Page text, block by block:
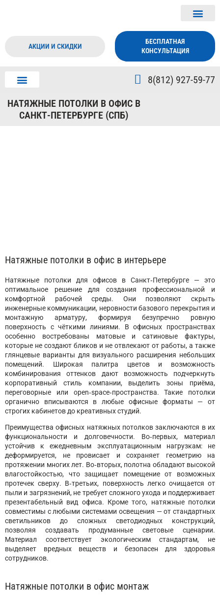
АКЦИИ И СКИДКИ
БЕСПЛАТНАЯ
КОНСУЛЬТАЦИЯ
8(812) 927-59-77
НАТЯЖНЫЕ ПОТОЛКИ В ОФИС В
САНКТ-ПЕТЕРБУРГЕ (СПБ)
Натяжные потолки в офис в интерьере
Натяжные потолки для офисов в Санкт‑Петербурге — это
оптимальное решение для создания профессиональной и
комфортной рабочей среды. Они позволяют скрыть
инженерные коммуникации, неровности базового перекрытия и
монтажную арматуру, формируя безупречно ровную
поверхность с чёткими линиями. В офисных пространствах
особенно востребованы матовые и сатиновые фактуры,
которые не создают бликов и не отвлекают от работы, а также
глянцевые варианты для визуального расширения небольших
помещений. Широкая палитра цветов и возможность
комбинирования оттенков дают возможность подчеркнуть
корпоративный стиль компании, выделить зоны приёма,
переговорные или open‑space‑пространства. Такие потолки
органично вписываются в любые офисные форматы — от
строгих кабинетов до креативных студий.
Преимущества офисных натяжных потолков заключаются в их
функциональности и долговечности. Во‑первых, материал
устойчив к ежедневным эксплуатационным нагрузкам: не
деформируется, не провисает и сохраняет геометрию на
протяжении многих лет. Во‑вторых, полотна обладают высокой
влагостойкостью, что защищает помещение от возможных
протечек сверху. В‑третьих, поверхность легко очищается от
пыли и загрязнений, не требует сложного ухода и поддерживает
презентабельный вид офиса. Кроме того, натяжные потолки
совместимы с любыми системами освещения — от стандартных
светильников до сложных светодиодных конструкций,
позволяя создавать продуманные световые сценарии.
Материал соответствует экологическим стандартам, не
выделяет вредных веществ и безопасен для здоровья
сотрудников.
Натяжные потолки в офис монтаж